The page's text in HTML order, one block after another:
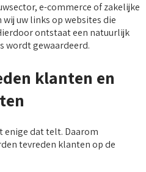
e-commerce of zakelijke
uw links op websites die
ontstaat een natuurlijk
wordt gewaardeerd.
klanten en
enige dat telt. Daarom
tevreden klanten op de